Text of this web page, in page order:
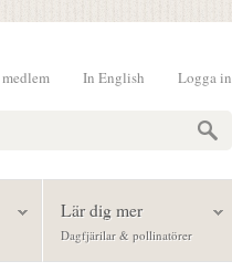
Logga in
In English
Lär dig mer
Dagfjärilar & pollinatörer